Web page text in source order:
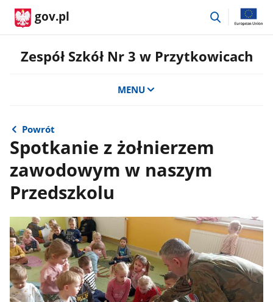
gov.pl
przejdź
Zespół Szkół Nr 3 w Przytkowicach
MENU
Powrót
Spotkanie z żołnierzem
zawodowym w naszym
Przedszkolu